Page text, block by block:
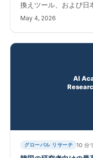
換えツール、および日
ザー。 Scopus および
May 4, 2026
グローバル リサーチ 10 分